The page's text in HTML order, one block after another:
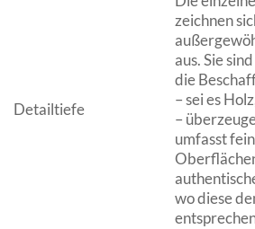
Detailtiefe
zeichnen
aus. Sie
die
– sei es
–
umfasst
wo diese